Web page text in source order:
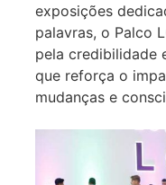
exposições
palavras, o Palco
pela credibilidade
que reforça o
mudanças e